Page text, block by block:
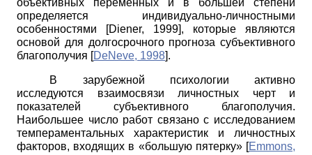
объективных переменных и в большей степени
определяется индивидуально-личностными
особенностями
[Diener, 1999], которые являются
основой для долгосрочного прогноза субъективного
благополучия [DeNeve, 1998].
В зарубежной психологии активно
исследуются взаимосвязи личностных черт и
показателей субъективного благополучия.
Наибольшее число работ связано с исследованием
темпераментальных характеристик и личностных
факторов, входящих в «большую пятерку» [Emmons,